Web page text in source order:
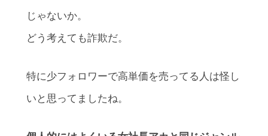
じゃないか。
どう考えても詐欺だ。
特に少フォロワーで高単価を売ってる人は怪し
いと思ってましたね。